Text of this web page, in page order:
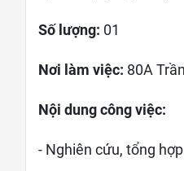
Số lượng: 01
Nơi làm việc: 80A
Nội dung công việc:
- Nghiên cứu, tổng